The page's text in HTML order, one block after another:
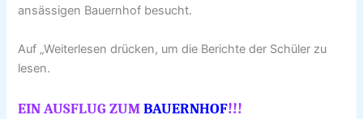
ansässigen Bauernhof besucht.
Auf „Weiterlesen drücken, um die Berichte der Schüler zu
lesen.
EIN AUSFLUG ZUMBAUERNHOF!!!